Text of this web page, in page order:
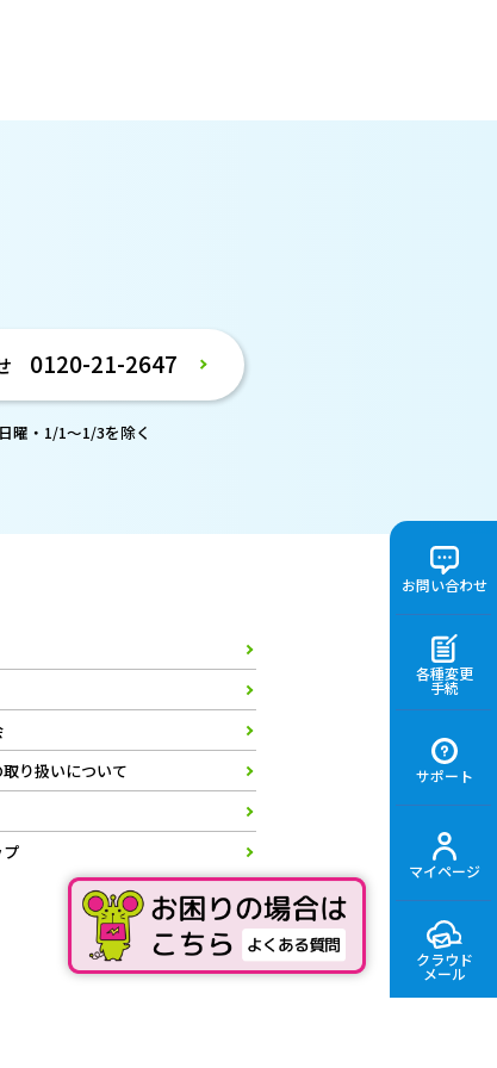
お問い合わせ
各種変更
手続
サポート
マイページ
クラウド
メール
0120-21-2647
曜・1/1～1/3を除く
り扱いについて
プ